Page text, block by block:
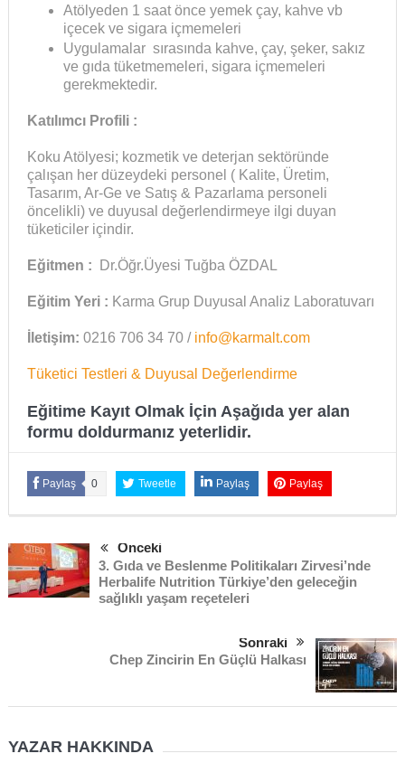
Atölyeden 1 saat önce yemek çay, kahve vb
içecek ve sigara içmemeleri
Uygulamalar sırasında kahve, çay, şeker, sakız
ve gıda tüketmemeleri, sigara içmemeleri
gerekmektedir.
Katılımcı Profili :
Koku Atölyesi; kozmetik ve deterjan sektöründe
çalışan her düzeydeki personel ( Kalite, Üretim,
Tasarım, Ar-Ge ve Satış & Pazarlama personeli
öncelikli) ve duyusal değerlendirmeye ilgi duyan
tüketiciler içindir.
Eğitmen : Dr.Öğr.Üyesi Tuğba ÖZDAL
Eğitim Yeri : Karma Grup Duyusal Analiz Laboratuvarı
İletişim: 0216 706 34 70 / info@karmalt.com
Tüketici Testleri & Duyusal Değerlendirme
Eğitime Kayıt Olmak İçin Aşağıda yer alan
formu doldurmanız yeterlidir.
Paylaş 0 Tweetle Paylaş Paylaş
Önceki
3. Gıda ve Beslenme Politikaları Zirvesi’nde
Herbalife Nutrition Türkiye’den geleceğin
sağlıklı yaşam reçeteleri
Sonraki
Chep Zincirin En Güçlü Halkası
YAZAR HAKKINDA